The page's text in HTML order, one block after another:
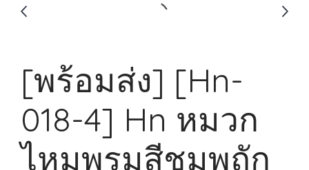
[พร้อมส่ง] [Hn-
018-4] Hn หมวก
ไหมพรมสีชมพูถัก